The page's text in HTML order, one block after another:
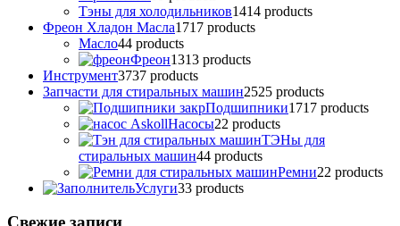
Тэны для холодильников1414 products
Фреон Хладон Масла1717 products
Масло44 products
Фреон1313 products
Инструмент3737 products
Запчасти для стиральных машин2525 products
Подшипники1717 products
Насосы22 products
ТЭНы для
стиральных машин44 products
Ремни22 products
Услуги33 products
Свежие записи